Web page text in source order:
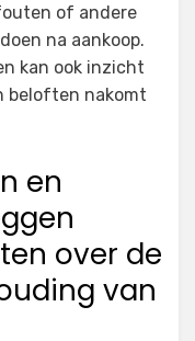
of andere
na aankoop.
kan ook inzicht
beloften nakomt
en
over de
van